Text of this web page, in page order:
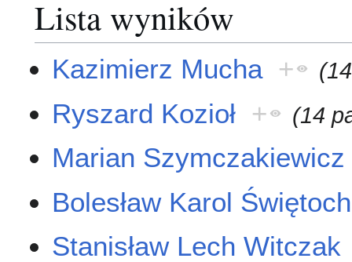
Lista wyników
Kazimierz Mucha +
Ryszard Kozioł + (14
Marian Szymczakiewicz
Bolesław Karol
Stanisław Lech Witczak